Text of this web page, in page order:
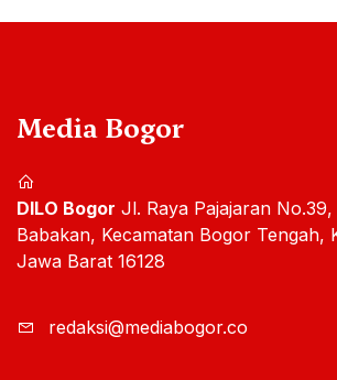
Media Bogor
DILO Bogor Jl. Raya Pajajaran No.39,
Babakan, Kecamatan Bogor Tengah,
Jawa Barat 16128
redaksi@mediabogor.co